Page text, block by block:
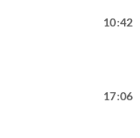
10:42
17:06